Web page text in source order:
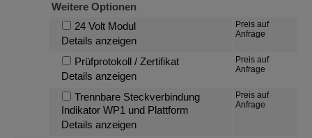
Weitere Optionen
24 Volt Modul
Details anzeigen
Preis auf
Anfrage
Prüfprotokoll / Zertifikat
Details anzeigen
Preis auf
Anfrage
Trennbare Steckverbindung
Indikator WP1 und Plattform
Details anzeigen
Preis auf
Anfrage